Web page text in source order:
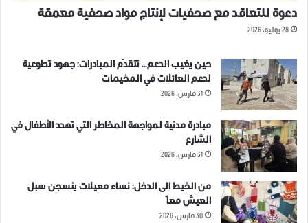
دعوة للتعاقد مع صحفيات لإنتاج مواد صحفية معمقة
28 يوليو، 2026
حين يغيب الدعم… تتقدّم المبادرات: جهود تطوعية
لدعم العائلات في المخيمات
31 مارس، 2026
مبادرة مدنية لمواجهة المخاطر التي تهدد الأطفال في
الشارع
31 مارس، 2026
من الخيط الى الدخل: نساء معيلات ينسجن سبل
العيش معاً
30 مارس، 2026